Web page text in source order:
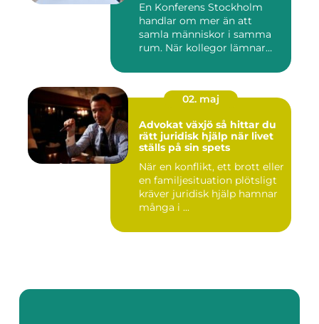
En Konferens Stockholm
handlar om mer än att
samla människor i samma
rum. När kollegor lämnar
02. maj
Advokat växjö så hittar du
rätt juridisk hjälp när livet
ställs på sin spets
När en konflikt, ett brott eller
en familjesituation plötsligt
kräver juridisk hjälp hamnar
många i ...